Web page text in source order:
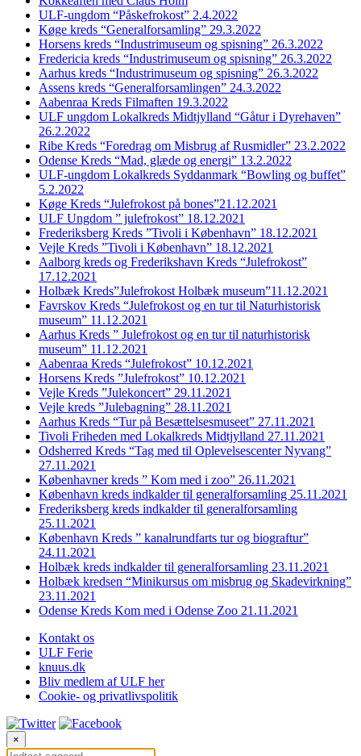
ULF-ungdom “Påskefrokost” 2.4.2022
Køge kreds “Generalforsamling” 29.3.2022
Horsens kreds “Industrimuseum og spisning” 26.3.2022
Fredericia kreds “Industrimuseum og spisning” 26.3.2022
Aarhus kreds “Industrimuseum og spisning” 26.3.2022
Assens kreds “Generalforsamlingen” 24.3.2022
Aabenraa Kreds Filmaften 19.3.2022
ULF ungdom Lokalkreds Midtjylland “Gåtur i Dyrehaven”
26.2.2022
Ribe Kreds “Foredrag om Misbrug af Rusmidler” 23.2.2022
Odense Kreds “Mad, glæde og energi” 13.2.2022
ULF-ungdom Lokalkreds Syddanmark “Bowling og buffet”
5.2.2022
Køge Kreds “Julefrokost på bones”21.12.2021
ULF Ungdom ” julefrokost” 18.12.2021
Frederiksberg Kreds ”Tivoli i København” 18.12.2021
Vejle Kreds ”Tivoli i København” 18.12.2021
Aalborg kreds og Frederikshavn Kreds “Julefrokost”
17.12.2021
Holbæk Kreds”Julefrokost Holbæk museum”11.12.2021
Favrskov Kreds “Julefrokost og en tur til Naturhistorisk
museum” 11.12.2021
Aarhus Kreds ” Julefrokost og en tur til naturhistorisk
museum” 11.12.2021
Aabenraa Kreds “Julefrokost” 10.12.2021
Horsens Kreds ”Julefrokost” 10.12.2021
Vejle Kreds ”Julekoncert” 29.11.2021
Vejle kreds ”Julebagning” 28.11.2021
Aarhus Kreds “Tur på Besættelsesmuseet” 27.11.2021
Tivoli Friheden med Lokalkreds Midtjylland 27.11.2021
Odsherred Kreds “Tag med til Oplevelsescenter Nyvang”
27.11.2021
Københavner kreds ” Kom med i zoo” 26.11.2021
København kreds indkalder til generalforsamling 25.11.2021
Frederiksberg kreds indkalder til generalforsamling
25.11.2021
København Kreds ” kanalrundfarts tur og biograftur”
24.11.2021
Holbæk kreds indkalder til generalforsamling 23.11.2021
Holbæk kredsen “Minikursus om misbrug og Skadevirkning”
23.11.2021
Odense Kreds Kom med i Odense Zoo 21.11.2021
Kontakt os
ULF Ferie
knuus.dk
Bliv medlem af ULF her
Cookie- og privatlivspolitik
×